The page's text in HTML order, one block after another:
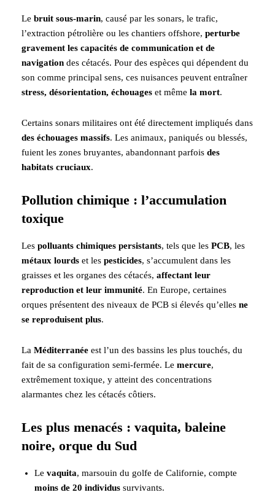
Le bruit sous-marin, causé par les sonars, le trafic,
l’extraction pétrolière ou les chantiers offshore, perturbe
gravement les capacités de communication et de
navigation des cétacés. Pour des espèces qui dépendent du
son comme principal sens, ces nuisances peuvent entraîner
stress, désorientation, échouages et même la mort.
Certains sonars militaires ont été directement impliqués dans
des échouages massifs. Les animaux, paniqués ou blessés,
fuient les zones bruyantes, abandonnant parfois des
habitats cruciaux.
Pollution chimique : l’accumulation
toxique
Les polluants chimiques persistants, tels que les PCB, les
métaux lourds et les pesticides, s’accumulent dans les
graisses et les organes des cétacés, affectant leur
reproduction et leur immunité. En Europe, certaines
orques présentent des niveaux de PCB si élevés qu’elles ne
se reproduisent plus.
La Méditerranée est l’un des bassins les plus touchés, du
fait de sa configuration semi-fermée. Le mercure,
extrêmement toxique, y atteint des concentrations
alarmantes chez les cétacés côtiers.
Les plus menacés : vaquita, baleine
noire, orque du Sud
Le vaquita, marsouin du golfe de Californie, compte
moins de 20 individus survivants.